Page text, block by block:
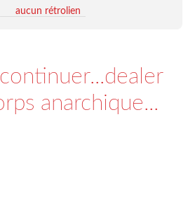
aucun rétrolien
anarchique...